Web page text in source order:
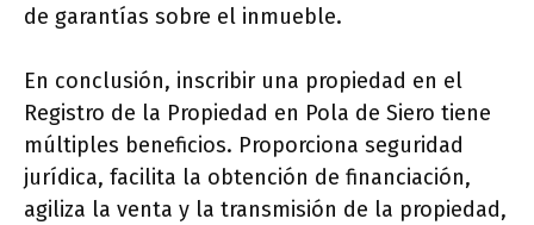
de garantías sobre el inmueble.
En conclusión, inscribir una propiedad en el
Registro de la Propiedad en Pola de Siero tiene
múltiples beneficios. Proporciona seguridad
jurídica, facilita la obtención de financiación,
agiliza la venta y la transmisión de la propiedad,